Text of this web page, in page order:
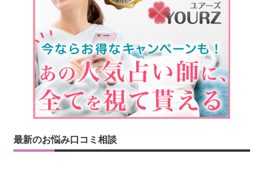
最新のお悩み口コミ相談